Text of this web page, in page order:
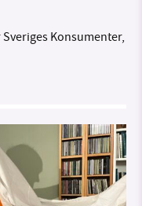
Konsumenter,